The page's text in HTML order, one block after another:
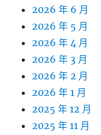
2026 年 6 月
2026 年 5 月
2026 年 4 月
2026 年 3 月
2026 年 2 月
2026 年 1 月
2025 年 12 月
2025 年 11 月